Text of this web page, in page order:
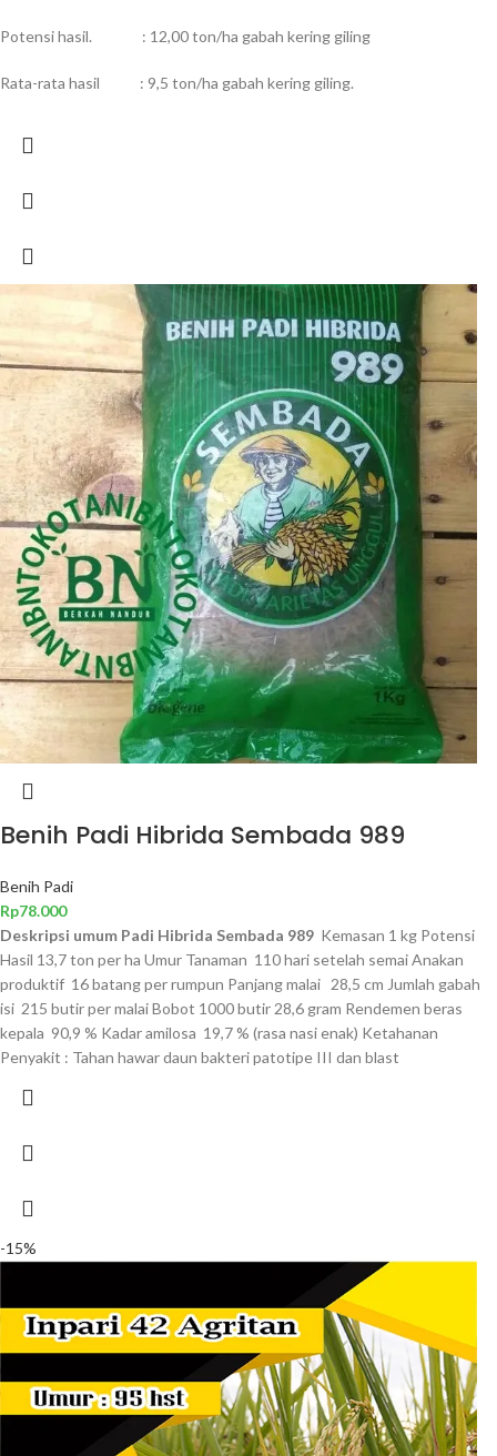
Potensi hasil. : 12,00 ton/ha gabah kering giling
Rata-rata hasil : 9,5 ton/ha gabah kering giling.
Benih Padi Hibrida Sembada 989
Benih Padi
Rp78.000
Deskripsi umum Padi Hibrida Sembada 989 Kemasan 1 kg Potensi
Hasil 13,7 ton per ha Umur Tanaman 110 hari setelah semai Anakan
produktif 16 batang per rumpun Panjang malai 28,5 cm Jumlah gabah
isi 215 butir per malai Bobot 1000 butir 28,6 gram Rendemen beras
kepala 90,9 % Kadar amilosa 19,7 % (rasa nasi enak) Ketahanan
Penyakit : Tahan hawar daun bakteri patotipe III dan blast
-15%